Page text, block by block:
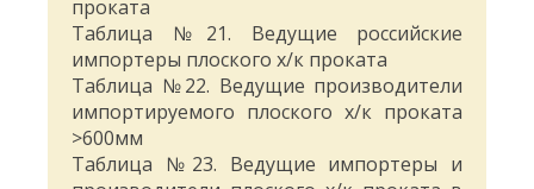
проката
Таблица №21. Ведущие российские
импортеры плоского х/к проката
Таблица №22. Ведущие производители
импортируемого плоского х/к проката
>600мм
Таблица №23. Ведущие импортеры и